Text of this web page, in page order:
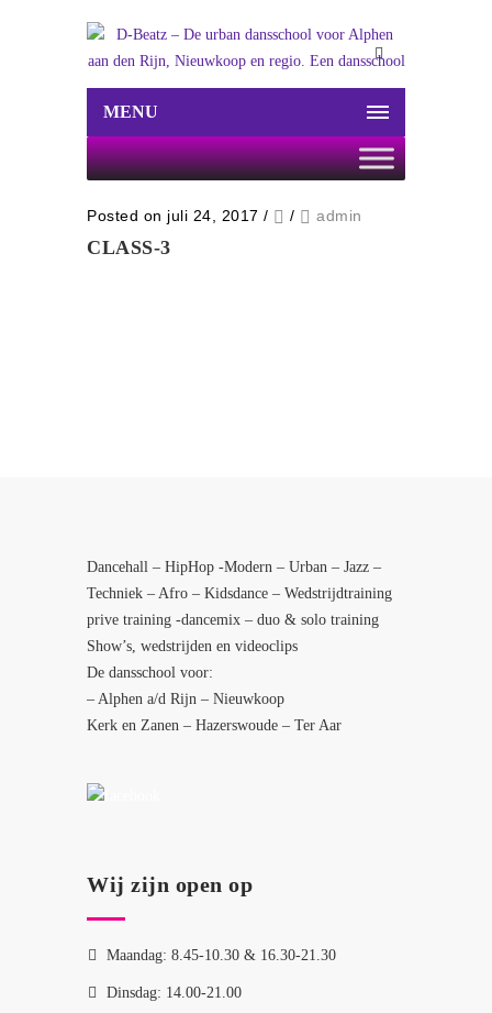
MENU
Posted on juli 24, 2017 / / admin
CLASS-3
Dancehall – HipHop -Modern – Urban – Jazz –
Techniek – Afro – Kidsdance – Wedstrijdtraining
prive training -dancemix – duo & solo training
Show’s, wedstrijden en videoclips
De dansschool voor:
– Alphen a/d Rijn – Nieuwkoop
Kerk en Zanen – Hazerswoude – Ter Aar
Wij zijn open op
Maandag: 8.45-10.30 & 16.30-21.30
Dinsdag: 14.00-21.00